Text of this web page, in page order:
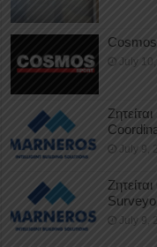
July
July 9,
July 9,